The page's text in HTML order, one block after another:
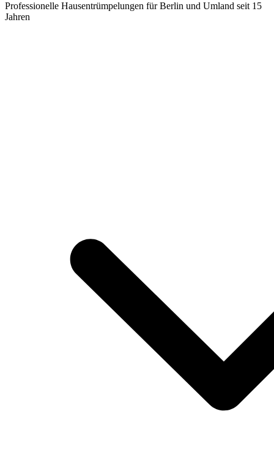
Professionelle Hausentrümpelungen für Berlin und Umland seit 15
Jahren